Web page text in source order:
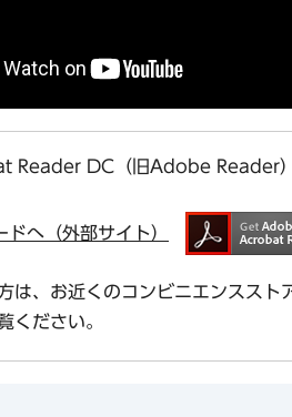
Reader DC（旧Adobe Reader
へ（外部サイト）
は、お近くのコンビニエンスス
ください。